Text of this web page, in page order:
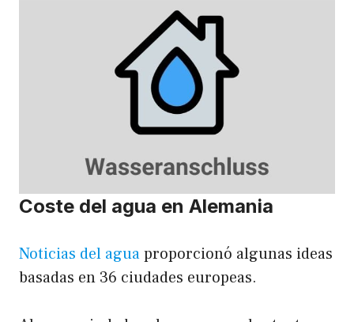
Coste del agua en Alemania
Noticias del aguaproporcionó algunas ideas
basadas en 36 ciudades europeas.